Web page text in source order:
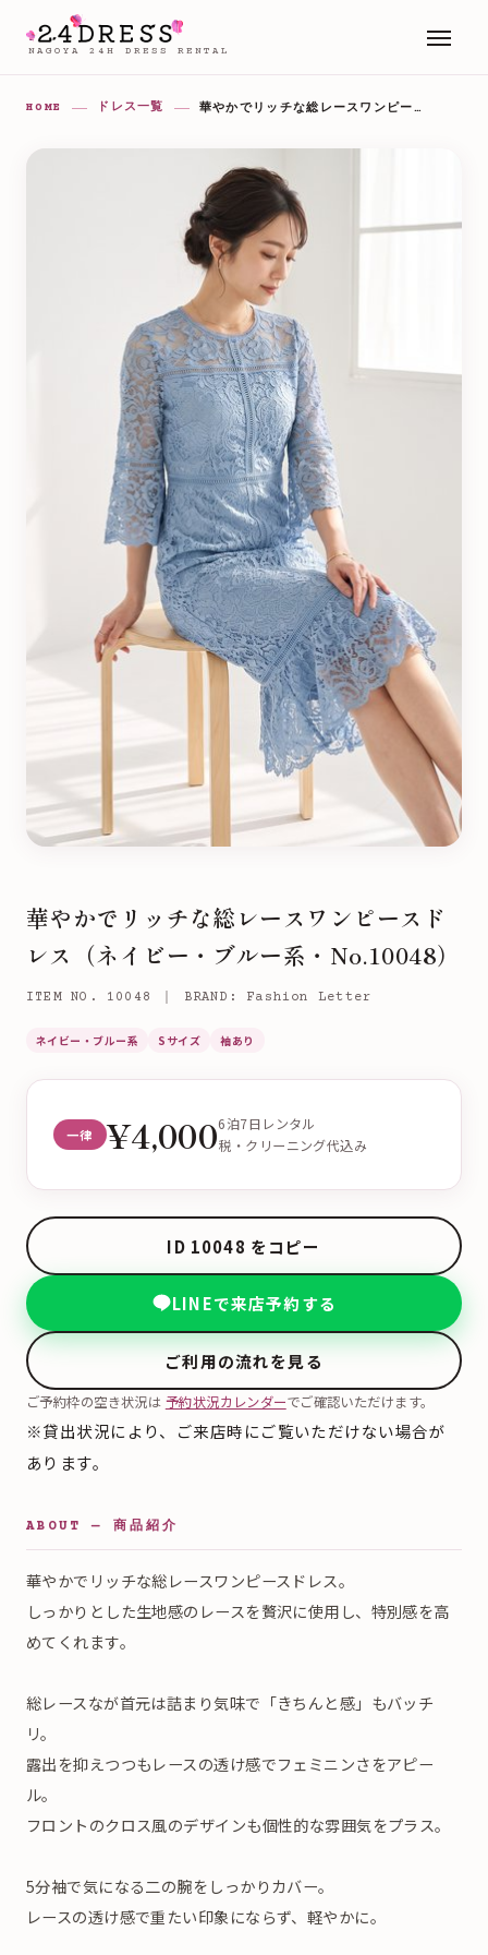
NAGOYA 24H DRESS RENTAL
HOME ドレス一覧 華やかでリッチな総レースワンピースドレス（ネイビー・ブルー系・NO.10048）
華やかでリッチな総レースワンピースド
レス（ネイビー・ブルー系・No.10048）
ITEM NO. 10048 ｜ BRAND: Fashion Letter
ネイビー・ブルー系 Sサイズ 袖あり
一律 ¥4,0006泊7日レンタル
税・クリーニング代込み
ID 10048 をコピー
LINEで来店予約する
ご利用の流れを見る
ご予約枠の空き状況は 予約状況カレンダーでご確認いただけます。
※貸出状況により、ご来店時にご覧いただけない場合が
あります。
ABOUT — 商品紹介
華やかでリッチな総レースワンピースドレス。
しっかりとした生地感のレースを贅沢に使用し、特別感を高
めてくれます。
総レースなが首元は詰まり気味で「きちんと感」もバッチ
リ。
露出を抑えつつもレースの透け感でフェミニンさをアピー
ル。
フロントのクロス風のデザインも個性的な雰囲気をプラス。
5分袖で気になる二の腕をしっかりカバー。
レースの透け感で重たい印象にならず、軽やかに。